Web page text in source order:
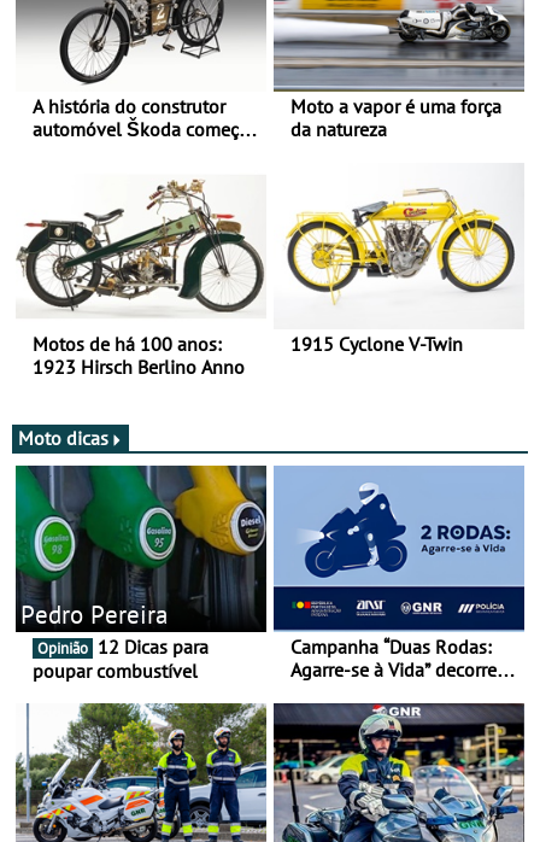
A história do construtor
automóvel Škoda começou
Moto a vapor é uma força
da natureza
Motos de há 100 anos:
1923 Hirsch Berlino Anno
1915 Cyclone V-Twin
Moto dicas
Pedro Pereira
Opinião
poupar combustível
Campanha “Duas Rodas:
Agarre-se à Vida” decorre